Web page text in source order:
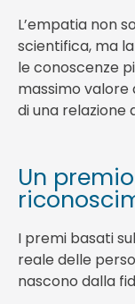
L’empatia non
scientifica, ma
le conoscenze
massimo valore
di una relazione
Un
I premi basati
reale delle
nascono dalla